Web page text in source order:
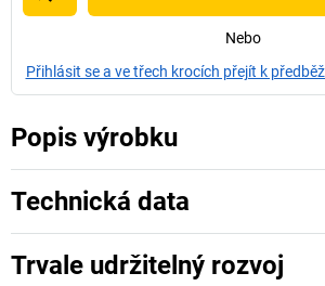
Nebo
Přihlásit se a ve třech krocích přejít k
Popis výrobku
Technická data
Trvale udržitelný rozvoj